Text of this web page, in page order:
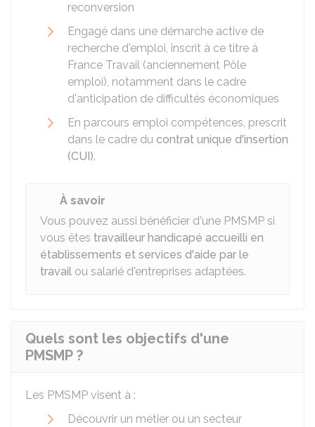
reconversion
Engagé dans une démarche active de
recherche d'emploi, inscrit à ce titre à
France Travail (anciennement Pôle
emploi), notamment dans le cadre
d'anticipation de difficultés économiques
En parcours emploi compétences, prescrit
dans le cadre du contrat unique d'insertion
(CUI).
À savoir
Vous pouvez aussi bénéficier d'une PMSMP si
vous êtes travailleur handicapé accueilli en
établissements et services d'aide par le
travail ou salarié d'entreprises adaptées.
Quels sont les objectifs d'une
PMSMP ?
Les PMSMP visent à :
Découvrir un métier ou un secteur